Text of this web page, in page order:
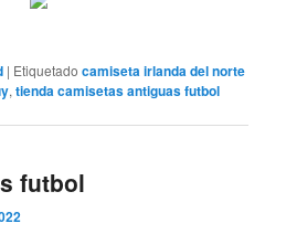
| Etiquetado camiseta irlanda del norte
,tienda camisetas antiguas futbol
futbol